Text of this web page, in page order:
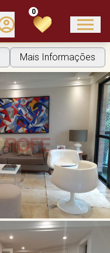
0
Mais Informações